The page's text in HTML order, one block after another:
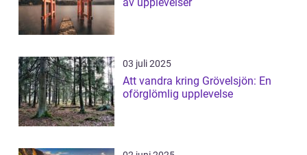
03 juli 2025
Att vandra kring Grövelsjön: En
oförglömlig upplevelse